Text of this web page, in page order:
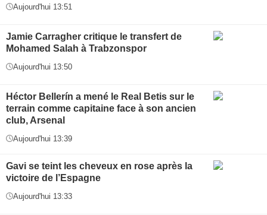
Aujourd'hui 13:51
Jamie Carragher critique le transfert de
Mohamed Salah à Trabzonspor
Aujourd'hui 13:50
Héctor Bellerín a mené le Real Betis sur le
terrain comme capitaine face à son ancien
club, Arsenal
Aujourd'hui 13:39
Gavi se teint les cheveux en rose après la
victoire de l’Espagne
Aujourd'hui 13:33